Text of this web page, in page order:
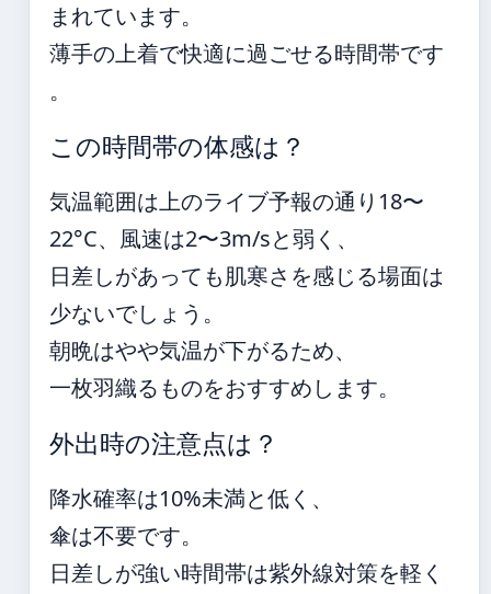
まれています。
薄手の上着で快適に過ごせる時間帯です
。
この時間帯の体感は？
気温範囲は上のライブ予報の通り18〜
22°C、風速は2〜3m/sと弱く、
日差しがあっても肌寒さを感じる場面は
少ないでしょう。
朝晩はやや気温が下がるため、
一枚羽織るものをおすすめします。
外出時の注意点は？
降水確率は10%未満と低く、
傘は不要です。
日差しが強い時間帯は紫外線対策を軽く